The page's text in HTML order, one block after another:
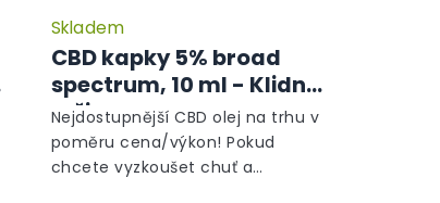
CBD kapky 5% broad
spectrum, 10 ml - Klidný
režim
Skladem
Nejdostupnější CBD olej na trhu v
poměru cena/výkon! Pokud
chcete vyzkoušet chuť a